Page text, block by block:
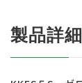
製品詳細